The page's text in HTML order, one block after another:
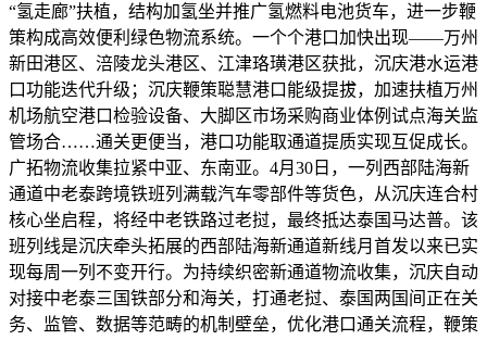
“氢走廊”扶植，结构加氢坐并推广氢燃料电池货车，进一步鞭
策构成高效便利绿色物流系统。一个个港口加快出现——万州
新田港区、涪陵龙头港区、江津珞璜港区获批，沉庆港水运港
口功能迭代升级；沉庆鞭策聪慧港口能级提拔，加速扶植万州
机场航空港口检验设备、大脚区市场采购商业体例试点海关监
管场合……通关更便当，港口功能取通道提质实现互促成长。
广拓物流收集拉紧中亚、东南亚。4月30日，一列西部陆海新
通道中老泰跨境铁班列满载汽车零部件等货色，从沉庆连合村
核心坐启程，将经中老铁路过老挝，最终抵达泰国马达普。该
班列线是沉庆牵头拓展的西部陆海新通道新线月首发以来已实
现每周一列不变开行。为持续织密新通道物流收集，沉庆自动
对接中老泰三国铁部分和海关，打通老挝、泰国两国间正在关
务、监管、数据等范畴的机制壁垒，优化港口通关流程，鞭策